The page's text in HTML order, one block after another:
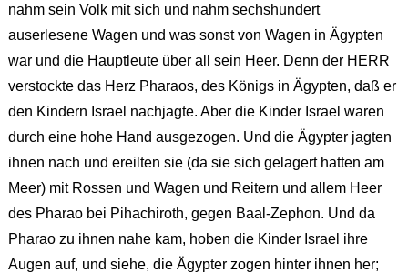
nahm sein Volk mit sich und nahm sechshundert
auserlesene Wagen und was sonst von Wagen in Ägypten
war und die Hauptleute über all sein Heer. Denn der HERR
verstockte das Herz Pharaos, des Königs in Ägypten, daß er
den Kindern Israel nachjagte. Aber die Kinder Israel waren
durch eine hohe Hand ausgezogen. Und die Ägypter jagten
ihnen nach und ereilten sie (da sie sich gelagert hatten am
Meer) mit Rossen und Wagen und Reitern und allem Heer
des Pharao bei Pihachiroth, gegen Baal-Zephon. Und da
Pharao zu ihnen nahe kam, hoben die Kinder Israel ihre
Augen auf, und siehe, die Ägypter zogen hinter ihnen her;